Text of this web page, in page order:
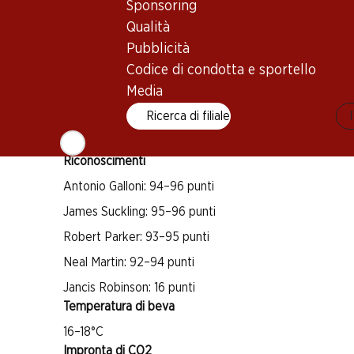
Sponsoring
Qualità
Pubblicità
Codice di condotta e sportello
Media
Ricerca di filiale
Cabernet Sauvignon
Maturità di beva
Riconoscimenti
Antonio Galloni: 94–96 punti
James Suckling: 95–96 punti
Robert Parker: 93–95 punti
Neal Martin: 92–94 punti
Jancis Robinson: 16 punti
Temperatura di beva
16–18°C
Impronta di CO2